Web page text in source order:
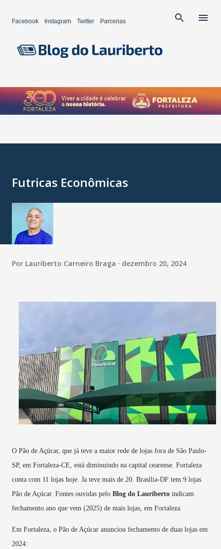
Facebook Instagram Twitter Parcerias
Futricas Econômicas
Por Lauriberto Carneiro Braga dezembro 20, 2024
O Pão de Açúcar, que já teve a maior rede de lojas fora de São Paulo-
SP, em Fortaleza-CE, está diminuindo na capital cearense. Fortaleza
conta com 11 lojas hoje. Ja teve mais de 20. Brasília-DF tem 9 lojas
Pão de Açúcar. Fontes ouvidas pelo Blog do Lauriberto indicam
fechamento ano que vem (2025) de mais lojas, em Fortaleza.
Em Fortaleza, o Pão de Açúcar anunciou fechamento de duas lojas em
2024: